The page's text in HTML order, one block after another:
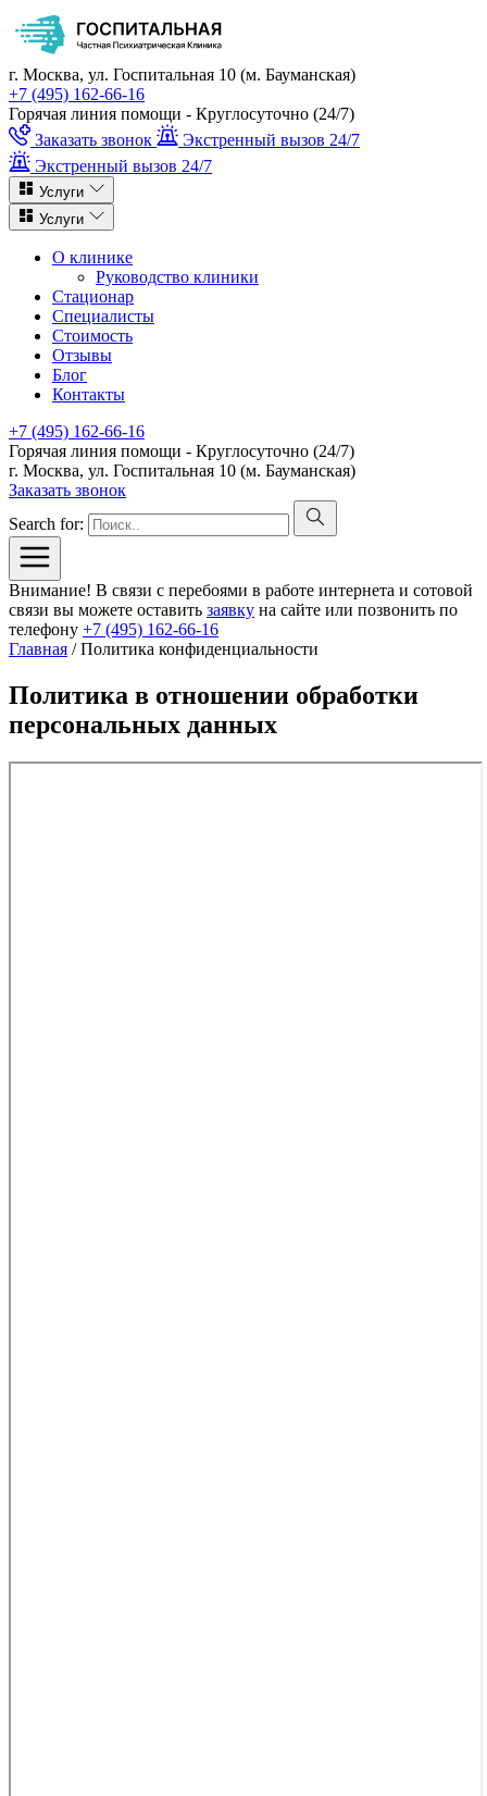
г. Москва, ул. Госпитальная 10 (м. Бауманская)
+7 (495) 162-66-16
Горячая линия помощи - Круглосуточно (24/7)
Заказать звонок
Экстренный вызов 24/7
Экстренный вызов 24/7
Услуги
Услуги
О клинике
Руководство клиники
Стационар
Специалисты
Стоимость
Отзывы
Блог
Контакты
+7 (495) 162-66-16
Горячая линия помощи - Круглосуточно (24/7)
г. Москва, ул. Госпитальная 10 (м. Бауманская)
Заказать звонок
Search for:
Внимание! В связи с перебоями в работе интернета и сотовой
связи вы можете оставить заявку на сайте или позвонить по
телефону +7 (495) 162-66-16
Главная /Политика конфиденциальности
Политика в отношении обработки
персональных данных